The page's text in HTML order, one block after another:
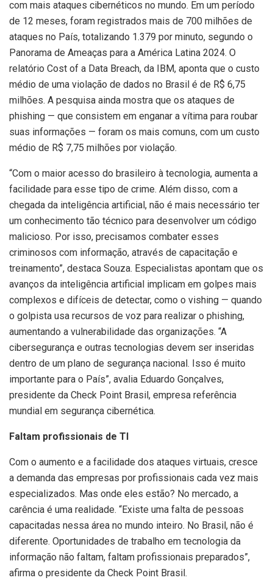
com mais ataques cibernéticos no mundo. Em um período
de 12 meses, foram registrados mais de 700 milhões de
ataques no País, totalizando 1.379 por minuto, segundo o
Panorama de Ameaças para a América Latina 2024. O
relatório Cost of a Data Breach, da IBM, aponta que o custo
médio de uma violação de dados no Brasil é de R$ 6,75
milhões. A pesquisa ainda mostra que os ataques de
phishing — que consistem em enganar a vítima para roubar
suas informações — foram os mais comuns, com um custo
médio de R$ 7,75 milhões por violação.
“Com o maior acesso do brasileiro à tecnologia, aumenta a
facilidade para esse tipo de crime. Além disso, com a
chegada da inteligência artificial, não é mais necessário ter
um conhecimento tão técnico para desenvolver um código
malicioso. Por isso, precisamos combater esses
criminosos com informação, através de capacitação e
treinamento”, destaca Souza. Especialistas apontam que os
avanços da inteligência artificial implicam em golpes mais
complexos e difíceis de detectar, como o vishing — quando
o golpista usa recursos de voz para realizar o phishing,
aumentando a vulnerabilidade das organizações. “A
cibersegurança e outras tecnologias devem ser inseridas
dentro de um plano de segurança nacional. Isso é muito
importante para o País”, avalia Eduardo Gonçalves,
presidente da Check Point Brasil, empresa referência
mundial em segurança cibernética.
Faltam profissionais de TI
Com o aumento e a facilidade dos ataques virtuais, cresce
a demanda das empresas por profissionais cada vez mais
especializados. Mas onde eles estão? No mercado, a
carência é uma realidade. “Existe uma falta de pessoas
capacitadas nessa área no mundo inteiro. No Brasil, não é
diferente. Oportunidades de trabalho em tecnologia da
informação não faltam, faltam profissionais preparados”,
afirma o presidente da Check Point Brasil.